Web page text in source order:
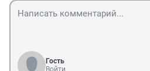
Гость
Войти